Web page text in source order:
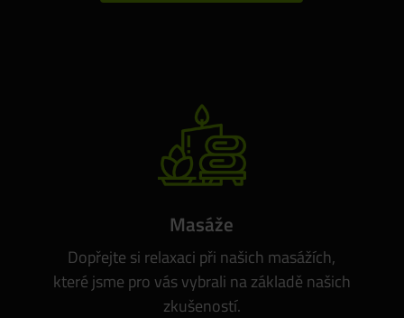
Masáže
Dopřejte si relaxaci při našich masážích,
které jsme pro vás vybrali na základě našich
zkušeností.